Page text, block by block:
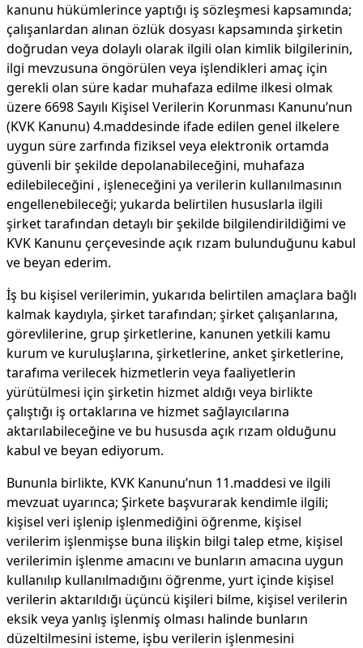
kanunu hükümlerince yaptığı iş sözleşmesi kapsamında;
çalışanlardan alınan özlük dosyası kapsamında şirketin
doğrudan veya dolaylı olarak ilgili olan kimlik bilgilerinin,
ilgi mevzusuna öngörülen veya işlendikleri amaç için
gerekli olan süre kadar muhafaza edilme ilkesi olmak
üzere 6698 Sayılı Kişisel Verilerin Korunması Kanunu’nun
(KVK Kanunu) 4.maddesinde ifade edilen genel ilkelere
uygun süre zarfında fiziksel veya elektronik ortamda
güvenli bir şekilde depolanabileceğini, muhafaza
edilebileceğini , işleneceğini ya verilerin kullanılmasının
engellenebileceği; yukarda belirtilen hususlarla ilgili
şirket tarafından detaylı bir şekilde bilgilendirildiğimi ve
KVK Kanunu çerçevesinde açık rızam bulunduğunu kabul
ve beyan ederim.
İş bu kişisel verilerimin, yukarıda belirtilen amaçlara bağlı
kalmak kaydıyla, şirket tarafından; şirket çalışanlarına,
görevlilerine, grup şirketlerine, kanunen yetkili kamu
kurum ve kuruluşlarına, şirketlerine, anket şirketlerine,
tarafıma verilecek hizmetlerin veya faaliyetlerin
yürütülmesi için şirketin hizmet aldığı veya birlikte
çalıştığı iş ortaklarına ve hizmet sağlayıcılarına
aktarılabileceğine ve bu hususda açık rızam olduğunu
kabul ve beyan ediyorum.
Bununla birlikte, KVK Kanunu’nun 11.maddesi ve ilgili
mevzuat uyarınca; Şirkete başvurarak kendimle ilgili;
kişisel veri işlenip işlenmediğini öğrenme, kişisel
verilerim işlenmişse buna ilişkin bilgi talep etme, kişisel
verilerimin işlenme amacını ve bunların amacına uygun
kullanılıp kullanılmadığını öğrenme, yurt içinde kişisel
verilerin aktarıldığı üçüncü kişileri bilme, kişisel verilerin
eksik veya yanlış işlenmiş olması halinde bunların
düzeltilmesini isteme, işbu verilerin işlenmesini